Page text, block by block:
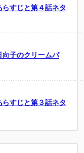
らすじと第４話ネタ
向子のクリームパ
らすじと第３話ネタ